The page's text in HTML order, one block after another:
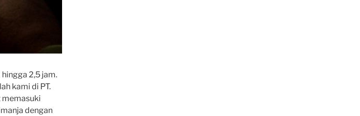
2,5 jam.
kami di PT.
memasuki
dengan